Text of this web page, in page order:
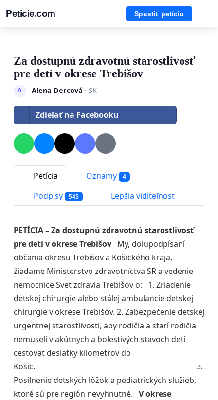
Peticie.com Spustiť petíciu
Za dostupnú zdravotnú starostlivosť
pre detí v okrese Trebišov
A Alena Dercová · SK
Zdieľať na Facebooku
Petícia Oznamy 4
Podpisy 545 Lepšia viditeľnosť
PETÍCIA – Za dostupnú zdravotnú starostlivosť
pre deti v okrese Trebišov My, dolupodpísaní
občania okresu Trebišov a Košického kraja,
žiadame Ministerstvo zdravotníctva SR a vedenie
nemocnice Svet zdravia Trebišov o: 1. Zriadenie
detskej chirurgie alebo stálej ambulancie detskej
chirurgie v okrese Trebišov. 2️. Zabezpečenie detskej
urgentnej starostlivosti, aby rodičia a starí rodičia
nemuseli v akútnych a bolestivých stavoch detí
cestovať desiatky kilometrov do
Košíc. 3️.
Posilnenie detských lôžok a pediatrických služieb,
ktoré sú pre región nevyhnutné. V okrese